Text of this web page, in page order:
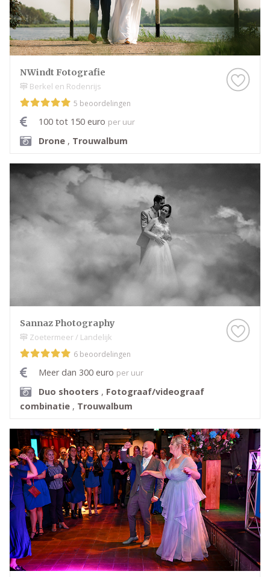
NWindt Fotografie
Berkel en Rodenrijs
5 beoordelingen
100 tot 150 euro per uur
Drone , Trouwalbum
Sannaz Photography
Zoetermeer / Landelijk
6 beoordelingen
Meer dan 300 euro per uur
Duo shooters , Fotograaf/videograaf
combinatie , Trouwalbum